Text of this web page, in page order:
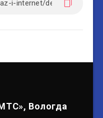
Вологда